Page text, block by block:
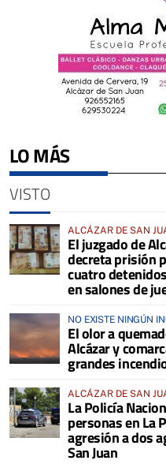
LO MÁS
VISTO
ALCÁZAR DE SAN
El juzgado de
decreta prisión
cuatro
en salones de
NO EXISTE NINGÚN
COMARCA
El olor a
Alcázar y
grandes
ALCÁZAR DE SAN
La Policía
personas en La
agresión a dos
San Juan